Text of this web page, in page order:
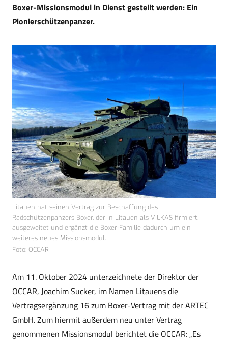
Boxer-Missionsmodul in Dienst gestellt werden: Ein
Pionierschützenpanzer.
Litauen hat seinen Vertrag zur Beschaffung des
Radschützenpanzers Boxer, der in Litauen als VILKAS firmiert,
ausgeweitet und ergänzt die Boxer-Familie dadurch um ein
weiteres neues Missionsmodul.
Foto: OCCAR
Am 11. Oktober 2024 unterzeichnete der Direktor der
OCCAR, Joachim Sucker, im Namen Litauens die
Vertragsergänzung 16 zum Boxer-Vertrag mit der ARTEC
GmbH. Zum hiermit außerdem neu unter Vertrag
genommenen Missionsmodul berichtet die OCCAR: „Es